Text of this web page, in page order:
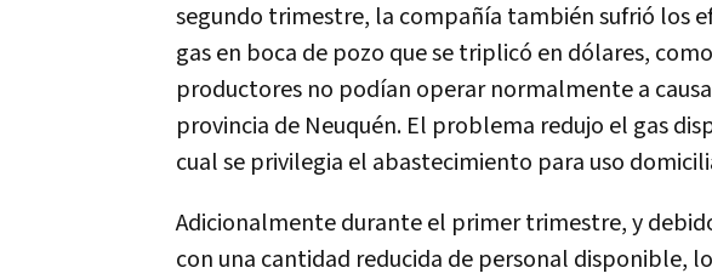
segundo trimestre, la compañía también sufrió los
gas en boca de pozo que se triplicó en dólares,
productores no podían operar normalmente a
provincia de Neuquén. El problema redujo el gas
cual se privilegia el abastecimiento para uso
Adicionalmente durante el primer trimestre, y
con una cantidad reducida de personal disponible,